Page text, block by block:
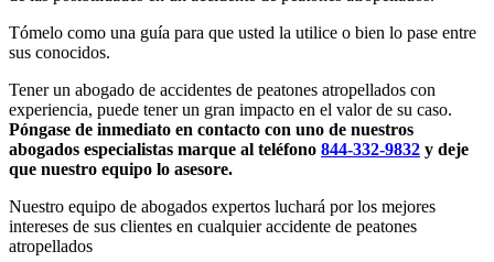
Tómelo como una guía para que usted la utilice o bien lo pase entre
sus conocidos.
Tener un abogado de accidentes de peatones atropellados con
experiencia, puede tener un gran impacto en el valor de su caso.
Póngase de inmediato en contacto con uno de nuestros
abogados especialistas marque al teléfono 844-332-9832 y deje
que nuestro equipo lo asesore.
Nuestro equipo de abogados expertos luchará por los mejores
intereses de sus clientes en cualquier accidente de peatones
atropellados